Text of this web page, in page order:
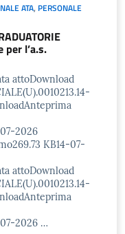
ATA, PERSONALE
per l’a.s.
attoDownload
2026
KB14-07-
attoDownload
2026 …